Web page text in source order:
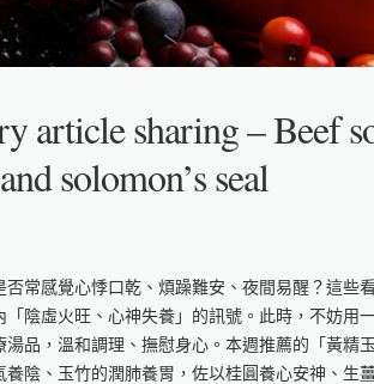
article sharing – Beef
solomon’s seal
常感覺心悸口乾、煩躁難安、夜間易醒？這些
陰虛火旺、心神失養」的訊號。此時，不妨用
品，溫和調理、撫慰身心。本週推薦的「黃精
陰、玉竹的潤肺養胃，佐以桂圓養心安神、生